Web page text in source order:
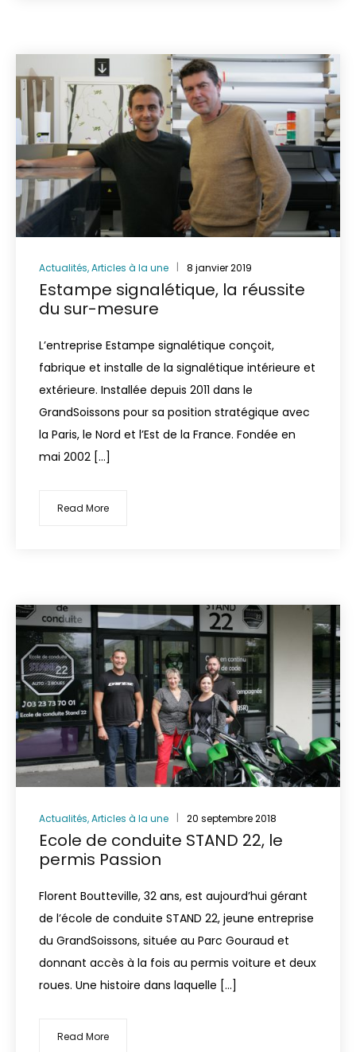
Actualités,Articles à la une 8 janvier 2019
Estampe signalétique, la réussite
du sur-mesure
L’entreprise Estampe signalétique conçoit,
fabrique et installe de la signalétique intérieure et
extérieure. Installée depuis 2011 dans le
GrandSoissons pour sa position stratégique avec
la Paris, le Nord et l’Est de la France. Fondée en
mai 2002 […]
Read More
Actualités,Articles à la une 20 septembre 2018
Ecole de conduite STAND 22, le
permis Passion
Florent Boutteville, 32 ans, est aujourd’hui gérant
de l’école de conduite STAND 22, jeune entreprise
du GrandSoissons, située au Parc Gouraud et
donnant accès à la fois au permis voiture et deux
roues. Une histoire dans laquelle […]
Read More